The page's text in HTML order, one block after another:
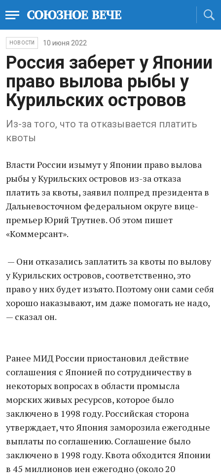
НОВОСТИ 10 июня 2022
Россия заберет у Японии
право вылова рыбы у
Курильских островов
Из-за того, что та отказывается платить
квоты
Власти России изымут у Японии право вылова
рыбы у Курильских островов из-за отказа
платить за квоты, заявил полпред президента в
Дальневосточном федеральном округе вице-
премьер Юрий Трутнев. Об этом пишет
«Коммерсант».
— Они отказались заплатить за квоты по вылову
у Курильских островов, соответственно, это
право у них будет изъято. Поэтому они сами себя
хорошо наказывают, им даже помогать не надо,
— сказал он.
Ранее МИД России приостановил действие
соглашения с Японией по сотрудничеству в
некоторых вопросах в области промысла
морских живых ресурсов, которое было
заключено в 1998 году. Российская сторона
утверждает, что Япония заморозила ежегодные
выплаты по соглашению. Соглашение было
заключено в 1998 году. Квота обходится Японии
в 45 миллионов иен ежегодно (около 20